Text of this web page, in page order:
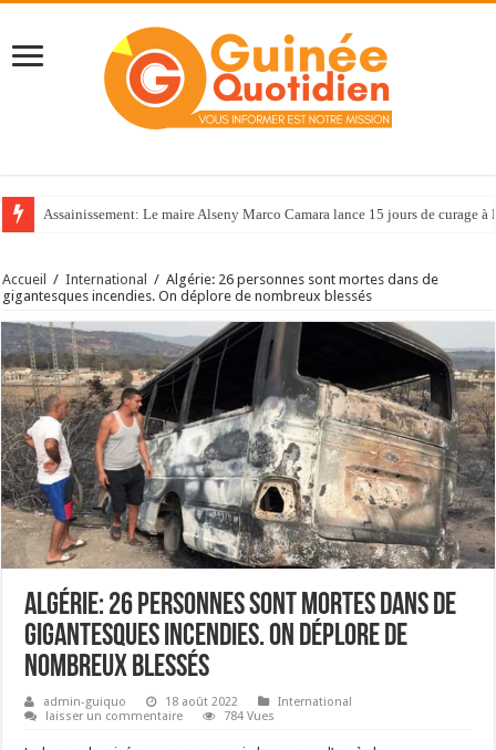
Assainissement: Le maire Alseny Marco Camara lance 15 jours de curage à
Accueil / International / Algérie: 26 personnes sont mortes dans de
gigantesques incendies. On déplore de nombreux blessés
Algérie: 26 personnes sont mortes dans de
gigantesques incendies. On déplore de
nombreux blessés
admin-guiquo 18 août 2022
International
laisser un commentaire
784 Vues